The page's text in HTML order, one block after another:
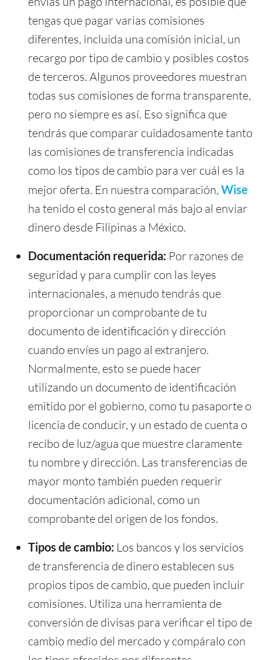
tengas que pagar varias comisiones
diferentes, incluida una comisión inicial, un
recargo por tipo de cambio y posibles costos
de terceros. Algunos proveedores muestran
todas sus comisiones de forma transparente,
pero no siempre es así. Eso significa que
tendrás que comparar cuidadosamente tanto
las comisiones de transferencia indicadas
como los tipos de cambio para ver cuál es la
mejor oferta. En nuestra comparación, Wise
ha tenido el costo general más bajo al enviar
dinero desde Filipinas a México.
Documentación requerida: Por razones de
seguridad y para cumplir con las leyes
internacionales, a menudo tendrás que
proporcionar un comprobante de tu
documento de identificación y dirección
cuando envíes un pago al extranjero.
Normalmente, esto se puede hacer
utilizando un documento de identificación
emitido por el gobierno, como tu pasaporte o
licencia de conducir, y un estado de cuenta o
recibo de luz/agua que muestre claramente
tu nombre y dirección. Las transferencias de
mayor monto también pueden requerir
documentación adicional, como un
comprobante del origen de los fondos.
Tipos de cambio: Los bancos y los servicios
de transferencia de dinero establecen sus
propios tipos de cambio, que pueden incluir
comisiones. Utiliza una herramienta de
conversión de divisas para verificar el tipo de
cambio medio del mercado y compáralo con